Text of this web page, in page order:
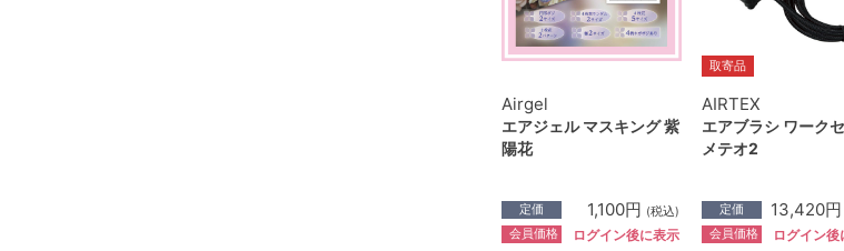
Airgel
エアジェル マスキング 紫
陽花
定価 1,100円 (税込)
会員価格 ログイン後に表示
取寄品
AIRTEX
エアブラシ ワーク
メテオ2
定価 13,420円
会員価格 ログイン後